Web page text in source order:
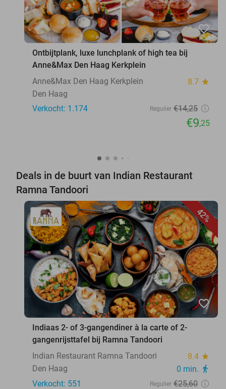
favorite_border
Ontbijtplank, luxe lunchplank of high tea bij
Anne&Max Den Haag Kerkplein
Anne&Max Den Haag Kerkplein
8.7 star
Den Haag
Verkocht: 1.174
Regulier €14,25
€9,25
Deals in de buurt van Indian Restaurant
Ramna Tandoori
42%
favorite_border
Indiaas 2- of 3-gangendiner à la carte of 2-
gangenrijsttafel bij Ramna Tandoori
Indian Restaurant Ramna Tandoori
8.4 star
Den Haag 0 min. directions_walk
Verkocht: 551 Regulier €25,60